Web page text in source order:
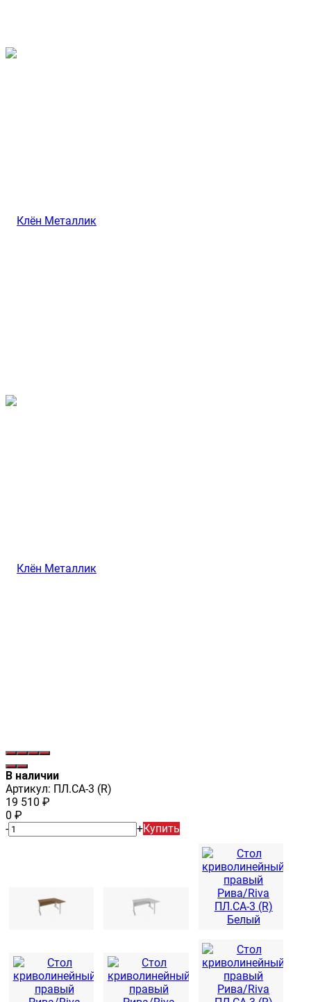
В наличии
Артикул: ПЛ.СА-3 (R)
19 510 ₽
0 ₽
-
+Купить